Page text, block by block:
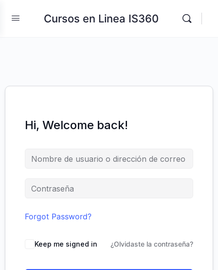
Cursos en Linea IS360
Hi, Welcome back!
Forgot Password?
Keep me signed in ¿Olvidaste la contraseña?